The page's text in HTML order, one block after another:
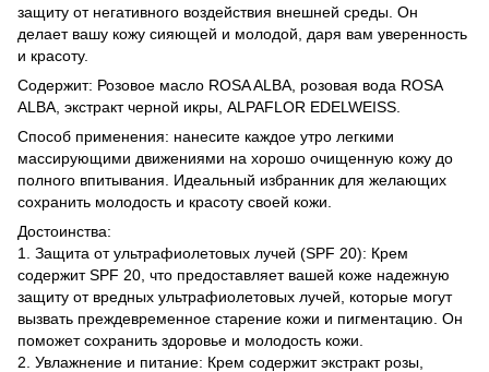
защиту от негативного воздействия внешней среды. Он
делает вашу кожу сияющей и молодой, даря вам уверенность
и красоту.
Содержит: Розовое масло ROSA ALBA, розовая вода ROSA
ALBA, экстракт черной икры, ALPAFLOR EDELWEISS.
Способ применения: нанесите каждое утро легкими
массирующими движениями на хорошо очищенную кожу до
полного впитывания. Идеальный избранник для желающих
сохранить молодость и красоту своей кожи.
Достоинства:
1. Защита от ультрафиолетовых лучей (SPF 20): Крем
содержит SPF 20, что предоставляет вашей коже надежную
защиту от вредных ультрафиолетовых лучей, которые могут
вызвать преждевременное старение кожи и пигментацию. Он
поможет сохранить здоровье и молодость кожи.
2. Увлажнение и питание: Крем содержит экстракт розы,